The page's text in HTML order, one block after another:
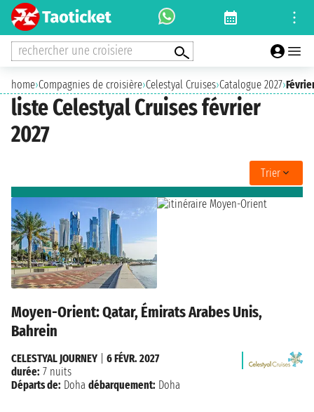
rechercher une croisiere
home›Compagnies de croisière›Celestyal Cruises›Catalogue 2027›
liste Celestyal Cruises février
2027
Trier
Moyen-Orient: Qatar, Émirats Arabes Unis,
Bahrein
CELESTYAL JOURNEY
6 FÉVR. 2027
durée: 7 nuits
Départs de: Doha débarquement: Doha